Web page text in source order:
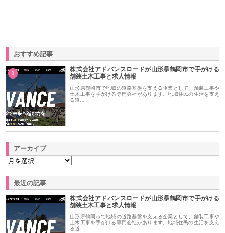
おすすめ記事
1
株式会社アドバンスロードが山形県鶴岡市で手がける
舗装土木工事と求人情報
山形県鶴岡市で地域の道路基盤を支える企業として、舗装工事や
土木工事を手がける専門会社があります。地域住民の生活を支え
る道…
アーカイブ
最近の記事
株式会社アドバンスロードが山形県鶴岡市で手がける
舗装土木工事と求人情報
山形県鶴岡市で地域の道路基盤を支える企業として、舗装工事や
土木工事を手がける専門会社があります。地域住民の生活を支え
る道…